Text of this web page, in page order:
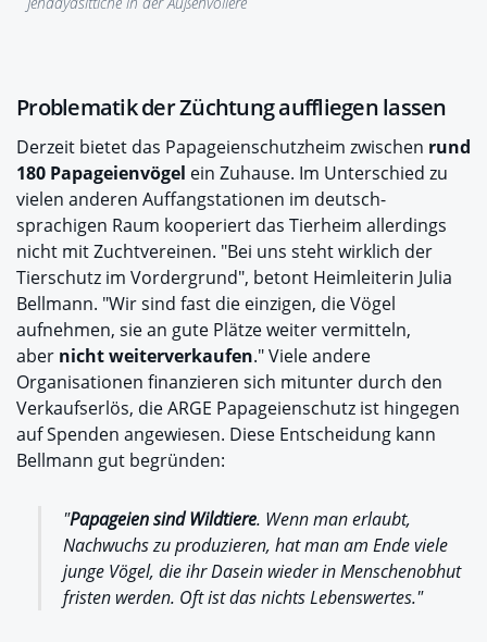
Problematik der Züchtung auffliegen lassen
Derzeit bietet das Papageienschutzheim zwischen rund
180 Papageienvögel ein Zuhause. Im Unterschied zu
vielen anderen Auffangstationen im deutsch-
sprachigen Raum kooperiert das Tierheim allerdings
nicht mit Zuchtvereinen. "Bei uns steht wirklich der
Tierschutz im Vordergrund", betont Heimleiterin Julia
Bellmann. "Wir sind fast die einzigen, die Vögel
aufnehmen, sie an gute Plätze weiter vermitteln,
aber nicht weiterverkaufen." Viele andere
Organisationen finanzieren sich mitunter durch den
Verkaufserlös, die ARGE Papageienschutz ist hingegen
auf Spenden angewiesen. Diese Entscheidung kann
Bellmann gut begründen:
"Papageien sind Wildtiere. Wenn man erlaubt,
Nachwuchs zu produzieren, hat man am Ende viele
junge Vögel, die ihr Dasein wieder in Menschenobhut
fristen werden. Oft ist das nichts Lebenswertes."